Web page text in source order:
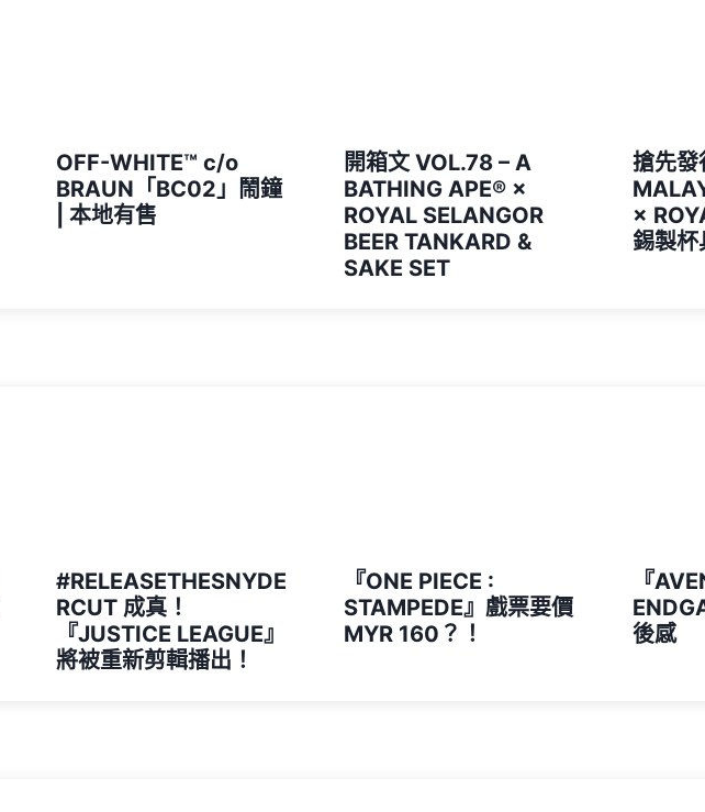
OFF-WHITE™ c/o
BRAUN「BC02」鬧鐘
| 本地有售
開箱文 VOL.78 – A
BATHING APE®︎ ×
ROYAL SELANGOR
BEER TANKARD &
SAKE SET
搶先
×
錫製杯
#RELEASETHESNYDE
RCUT 成真！
『JUSTICE LEAGUE』
將被重新剪輯播出！
『ONE PIECE :
STAMPEDE』戲票要價
MYR 160？！
『
後感